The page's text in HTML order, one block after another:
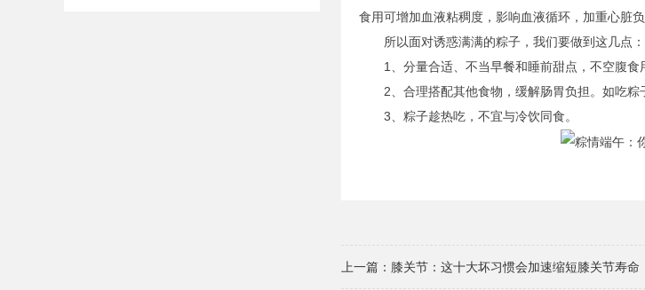
食用可增加血液粘稠度，影响血液循环，加重心脏
所以面对诱惑满满的粽子，我们要做到这几点：
1、分量合适、不当早餐和睡前甜点，不空腹食
2、合理搭配其他食物，缓解肠胃负担。如吃粽
3、粽子趁热吃，不宜与冷饮同食。
上一篇： 膝关节：这十大坏习惯会加速缩短膝关节寿命